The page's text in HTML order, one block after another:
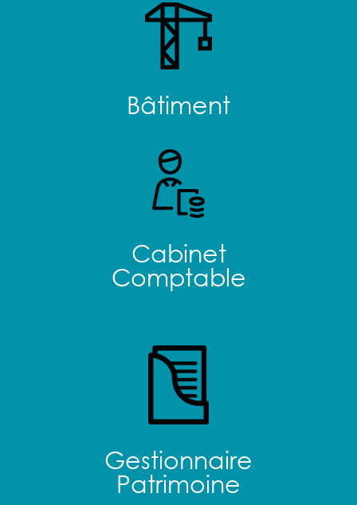
Bâtiment
Cabinet
Comptable
Gestionnaire
Patrimoine